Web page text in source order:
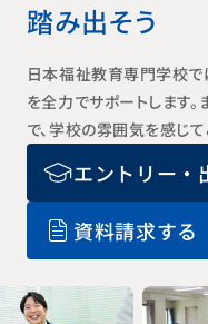
踏み出そう
日本福祉教育専門学校で
を全力でサポートします
で、学校の雰囲気を感じて
エントリー・
資料請求する